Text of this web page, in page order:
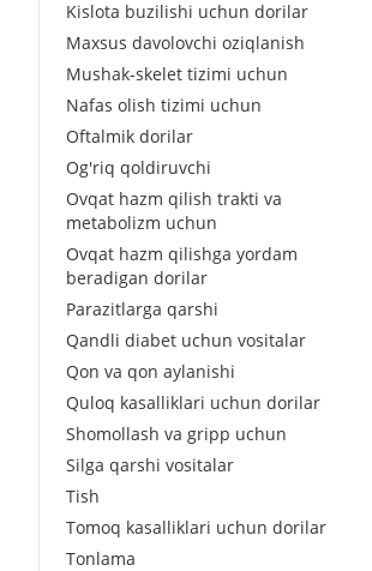
Kislota buzilishi uchun dorilar
Maxsus davolovchi oziqlanish
Mushak-skelet tizimi uchun
Nafas olish tizimi uchun
Oftalmik dorilar
Og'riq qoldiruvchi
Ovqat hazm qilish trakti va
metabolizm uchun
Ovqat hazm qilishga yordam
beradigan dorilar
Parazitlarga qarshi
Qandli diabet uchun vositalar
Qon va qon aylanishi
Quloq kasalliklari uchun dorilar
Shomollash va gripp uchun
Silga qarshi vositalar
Tish
Tomoq kasalliklari uchun dorilar
Tonlama